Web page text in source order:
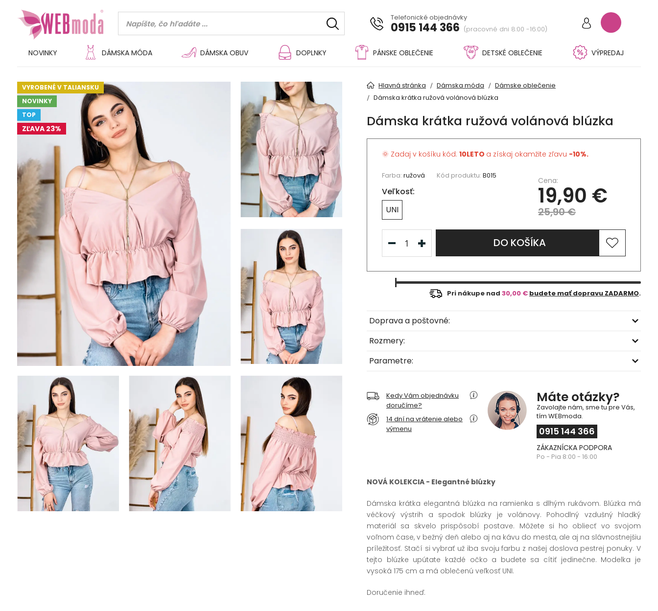
Telefonické objednávky
0915 144 366 (pracovné dni 8:00 -16:00)
NOVINKY DÁMSKA MÓDA DÁMSKA OBUV DOPLNKY PÁNSKE OBLEČENIE DETSKÉ OBLEČENIE VÝPREDAJ
VYROBENÉ V TALIANSKU
NOVINKY
TOP
ZĽAVA 23%
Hlavná stránka Dámska móda
Dámske oblečenie
Dámska krátka ružová volánová blúzka
Dámska krátka ružová volánová blúzka
🌞 Zadaj v košíku kód: 10LETO a získaj okamžite zľavu -10%.
Farba: ružová Kód produktu: B015
Veľkosť:
UNI
Cena:
19,90 €
25,90 €
DO KOŠÍKA
Pri nákupe nad 30,00 € budete mať dopravu ZADARMO.
Doprava a poštovné:
Rozmery:
Parametre:
Kedy Vám objednávku
doručíme?
14 dní na vrátenie alebo
výmenu
Máte otázky?
Zavolajte nám, sme tu pre Vás,
tím WEBmoda.
0915 144 366
ZÁKAZNÍCKA PODPORA
Po - Pia 8:00 - 16:00
NOVÁ KOLEKCIA - Elegantné blúzky
Dámska krátka elegantná blúzka na ramienka s dlhým rukávom. Blúzka má
véčkový výstrih a spodok blúzky je volánovy. Pohodlný vzdušný hladký
materiál sa skvelo prispôsobí postave. Môžete si ho obliecť vo svojom
voľnom čase, v bežný deň alebo aj na kávu do mesta, ale aj na slávnostnejšiu
príležitosť. Stačí si vybrať už iba svoju farbu z našej doslova pestrej ponuky. V
tejto blúzke upútate každé očko a budete sa cítiť jedinečne. Modelka je
vysoká 175 cm a má oblečenú veľkosť UNI.
Doručenie ihneď.